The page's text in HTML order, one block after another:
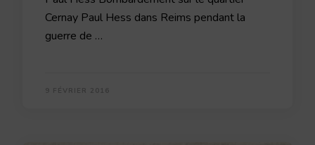
Cernay Paul Hess dans Reims pendant la
guerre de …